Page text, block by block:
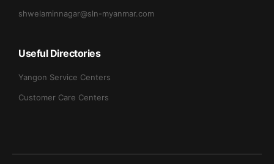
shwelaminnagar@sln-myanmar.com
Useful Directories
Yangon Service Centers
Customer Care Centers